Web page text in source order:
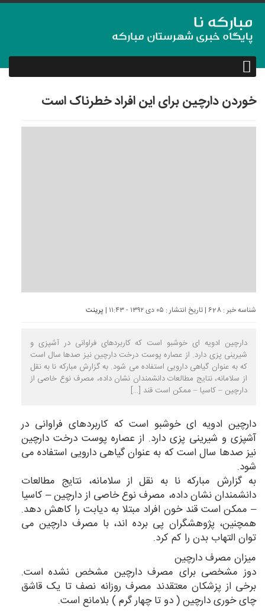
خوردن دارچین برای این افراد خطرناک است
شناسه خبر : 628 | تاریخ انتشار : ۰۵ دی ۱۳۹۲ - ۱۱:۴۳ | پرینت
دارچین ادویه ای خوشبو است که کاربردهای فراوانی در آشپزی و
شیرینی پزی دارد. از عصاره پوست درخت دارچین نیز صدها سال است
که به عنوان گیاهی دارویی استفاده می شود. به گزارش مبارکه نا به نقل
از سلامانه، نتایج مطالعات دانشمندان نشان داده، مصرف نوع خاصی از
دارچین – کاسیا – ممکن است قند […]
دارچین ادویه ای خوشبو است که کاربردهای فراوانی در
آشپزی و شیرینی پزی دارد. از عصاره پوست درخت دارچین
نیز صدها سال است که به عنوان گیاهی دارویی استفاده می
شود.
به گزارش مبارکه نا به نقل از سلامانه، نتایج مطالعات
دانشمندان نشان داده، مصرف نوع خاصی از دارچین – کاسیا
– ممکن است قند خون افراد مبتلا به دیابت را کاهش دهد.
همچنین، پژوهشگران پی برده اند، با مصرف دارچین می
توان التهاب بدن را کم کرد.
میزان مصرف دارچین
دوز مشخصی برای مصرف دارچین مشخص نشده است.
برخی از پزشکان معتقدند مصرف روزانه نصف تا یک قاشق
چای خوری دارچین ( دو تا چهار گرم ) بلامانع است.